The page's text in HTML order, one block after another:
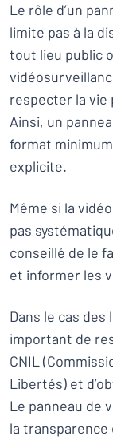
Le rôle d’un
limite pas à la
tout lieu public
respecter la vie
Ainsi, un
format
explicite.
Même si la
pas
conseillé de le
et informer les
Dans le cas
important de
CNIL
Libertés) et
Le panneau de
la